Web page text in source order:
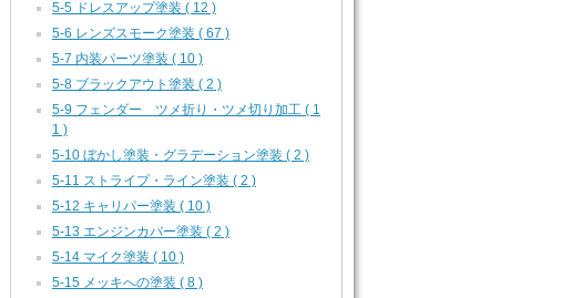
5-5 ドレスアップ塗装 ( 12 )
5-6 レンズスモーク塗装 ( 67 )
5-7 内装パーツ塗装 ( 10 )
5-8 ブラックアウト塗装 ( 2 )
5-9 フェンダー ツメ折り・ツメ切り加工 ( 1
1 )
5-10 ぼかし塗装・グラデーション塗装 ( 2 )
5-11 ストライプ・ライン塗装 ( 2 )
5-12 キャリパー塗装 ( 10 )
5-13 エンジンカバー塗装 ( 2 )
5-14 マイク塗装 ( 10 )
5-15 メッキへの塗装 ( 8 )